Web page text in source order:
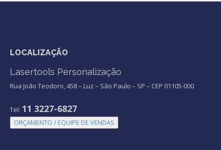
LOCALIZAÇÃO
Lasertools Personalização
Rua João Teodoro, 458 – Luz – São Paulo – SP – CEP 01105-000
Tel: 11 3227-6827
ORÇAMENTO / EQUIPE DE VENDAS